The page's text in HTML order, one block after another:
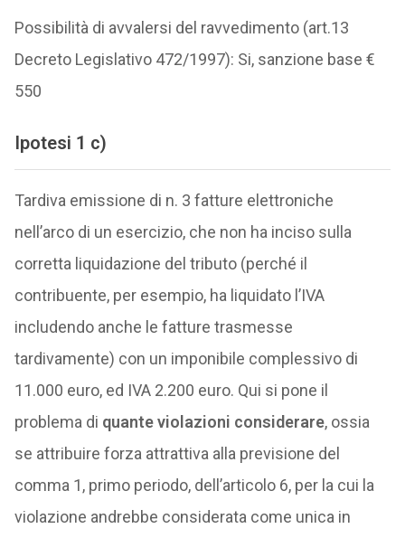
Possibilità di avvalersi del ravvedimento (art.13
Decreto Legislativo 472/1997): Si, sanzione base €
550
Ipotesi 1 c)
Tardiva emissione di n. 3 fatture elettroniche
nell’arco di un esercizio, che non ha inciso sulla
corretta liquidazione del tributo (perché il
contribuente, per esempio, ha liquidato l’IVA
includendo anche le fatture trasmesse
tardivamente) con un imponibile complessivo di
11.000 euro, ed IVA 2.200 euro. Qui si pone il
problema di quante violazioni considerare, ossia
se attribuire forza attrattiva alla previsione del
comma 1, primo periodo, dell’articolo 6, per la cui la
violazione andrebbe considerata come unica in